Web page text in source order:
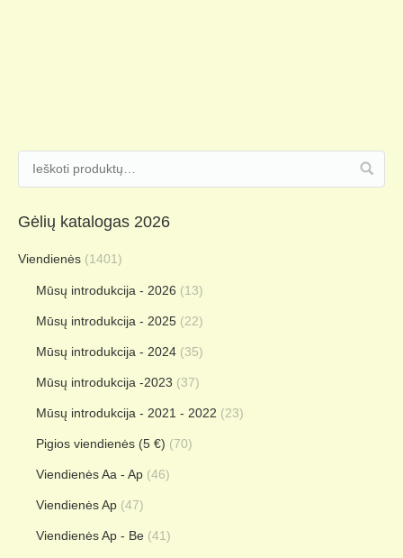
Gėlių katalogas 2026
Viendienės (1401)
Mūsų introdukcija - 2026 (13)
Mūsų introdukcija - 2025 (22)
Mūsų introdukcija - 2024 (35)
Mūsų introdukcija -2023 (37)
Mūsų introdukcija - 2021 - 2022 (23)
Pigios viendienės (5 €) (70)
Viendienės Aa - Ap (46)
Viendienės Ap (47)
Viendienės Ap - Be (41)